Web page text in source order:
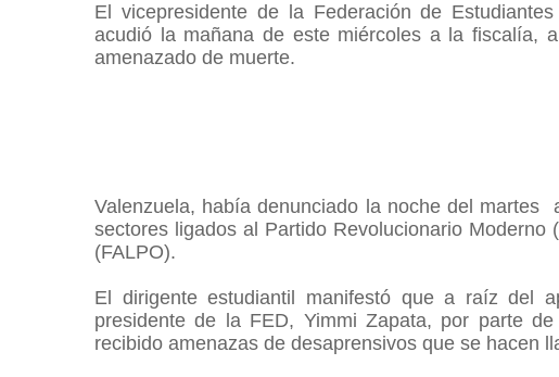
El vicepresidente de la Federación de
acudió la mañana de este miércoles a la fiscalía, a
amenazado de muerte.
Valenzuela, habíadenunciado la noche del martes
sectores ligados al Partido Revolucionario
(FALPO).
El dirigente estudiantil manifestó que a raíz del
presidente de la FED, Yimmi Zapata, por parte
recibido amenazas de desaprensivos que se hacen